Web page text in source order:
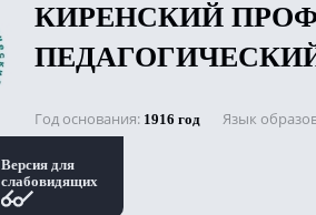
КИРЕНСКИЙ
Год основания 1916 год Язык
Версия для
слабовидящих